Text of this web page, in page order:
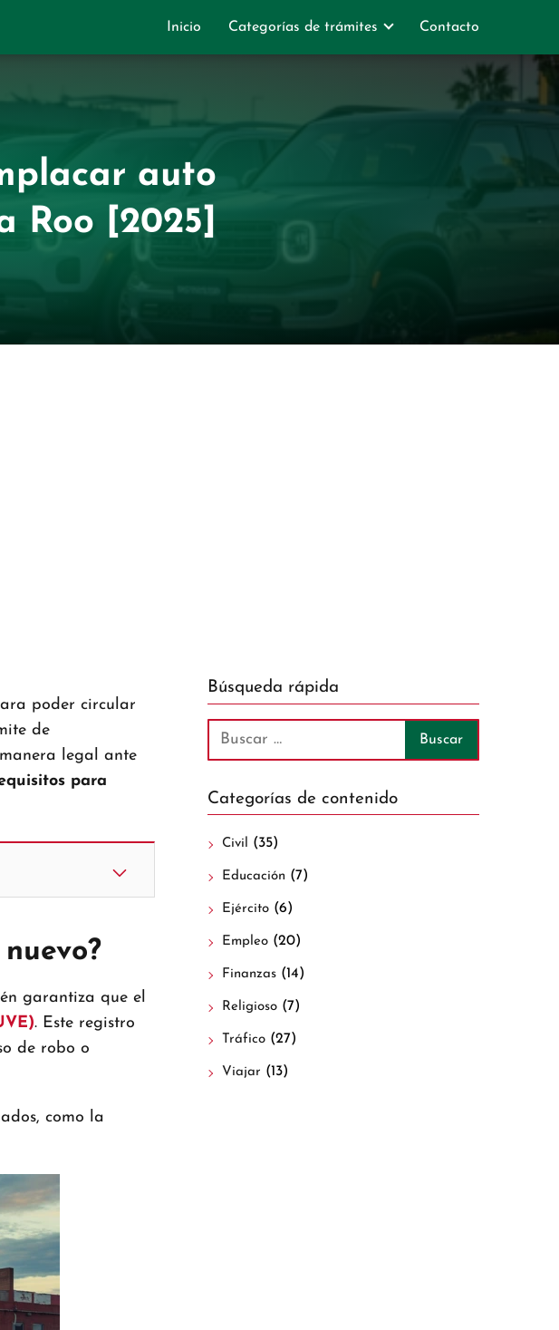
Inicio Categorías de trámites Contacto
auto
Roo [2025]
poder circular
de
legal ante
para
garantiza que el
. Este registro
de robo o
como la
Búsqueda rápida
Categorías de contenido
Civil (35)
Educación (7)
Ejército(6)
Empleo(20)
Finanzas(14)
Religioso(7)
Tráfico(27)
Viajar (13)